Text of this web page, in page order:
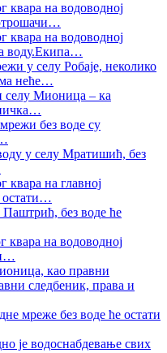
квара на водоводној
…
квара на водоводној
воду.Екипа…
у селу Робаје, неколико
неће…
селу Мионица – ка
…
без воде су
у селу Мратишић, без
квара на главној
…
Паштрић, без воде ће
квара на водоводној
…
као правни
следбеник, права и
мреже без воде ће остати
је водоснабдевање свих